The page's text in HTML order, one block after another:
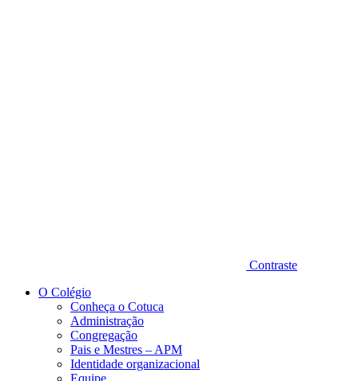
Contraste
O Colégio
Conheça o Cotuca
Administração
Congregação
Pais e Mestres – APM
Identidade organizacional
Equipe